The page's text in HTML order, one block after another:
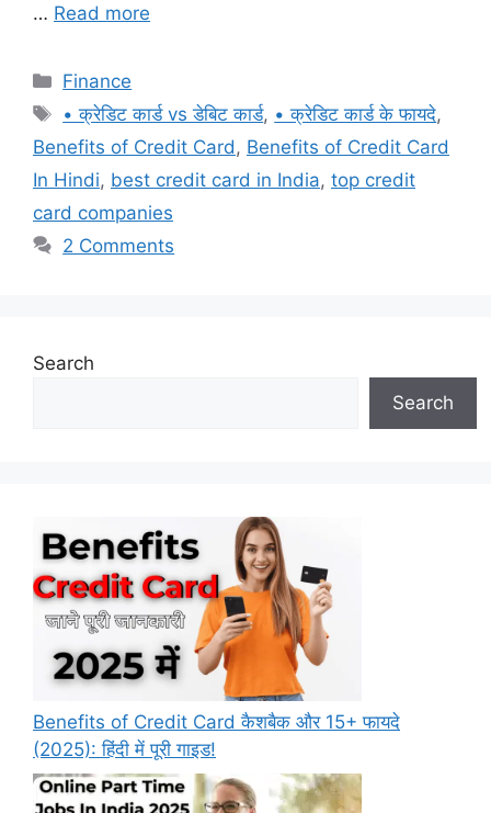
… Read more
Categories
Finance
Tags
• क्रेडिट कार्ड vs डेबिट कार्ड, • क्रेडिट कार्ड के फायदे,
Benefits of Credit Card , Benefits of Credit Card
In Hindi, best credit card in India, top credit
card companies
2 Comments
Search
Search
Benefits of Credit Card कैशबैक और 15+ फायदे
(2025): हिंदी में पूरी गाइड!